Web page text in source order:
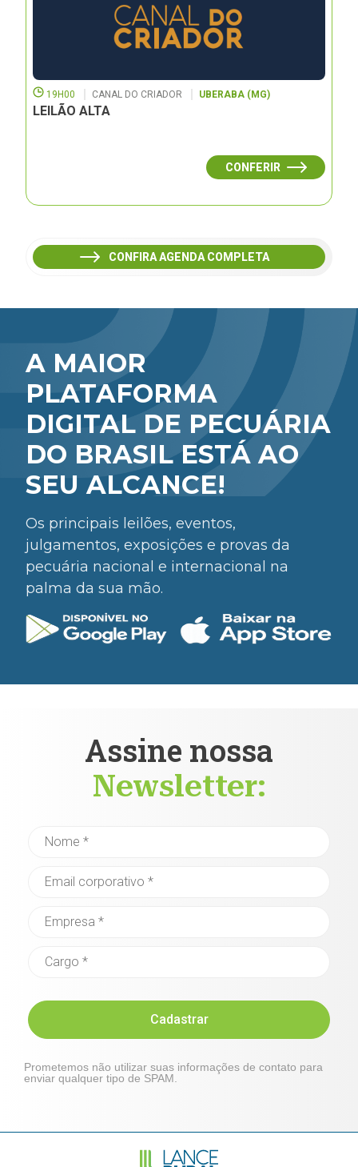
19H00 CANAL DO CRIADOR UBERABA (MG)
LEILÃO ALTA
CONFERIR
CONFIRA AGENDA COMPLETA
A MAIOR
PLATAFORMA
DIGITAL DE PECUÁRIA
DO BRASIL ESTÁ AO
SEU ALCANCE!
Os principais leilões, eventos,
julgamentos, exposições e provas da
pecuária nacional e internacional na
palma da sua mão.
Assine nossa
Newsletter:
Cadastrar
Prometemos não utilizar suas informações de contato para
enviar qualquer tipo de SPAM.